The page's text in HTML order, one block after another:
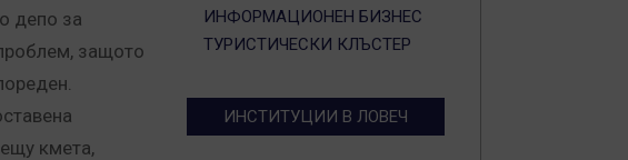
депо за
защото
кмета,
ИНФОРМАЦИОНЕН БИЗНЕС
ТУРИСТИЧЕСКИ КЛЪСТЕР
ИНСТИТУЦИИ В ЛОВЕЧ